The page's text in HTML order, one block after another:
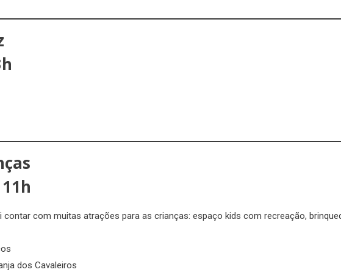
com muitas atrações para as crianças: espaço kids com recreação,
dos Cavaleiros